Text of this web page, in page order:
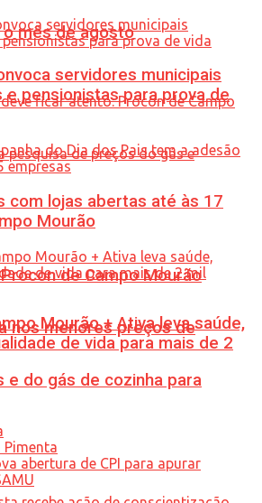
mês de agosto
de Campo Mourão
nos menores preços de
e do gás de cozinha para
servidores municipais
e pensionistas para prova de
com lojas abertas até às 17
Mourão
Mourão + Ativa leva saúde,
de vida para mais de 2
Pimenta